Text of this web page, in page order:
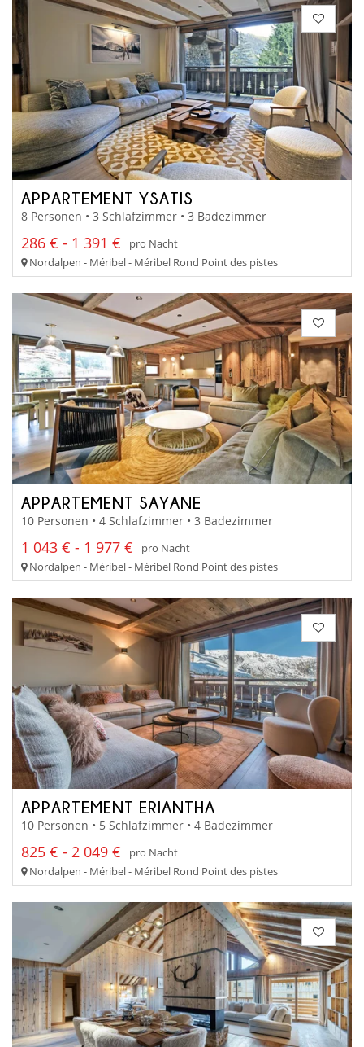
APPARTEMENT YSATIS
8 Personen • 3 Schlafzimmer • 3 Badezimmer
286 € - 1 391 €
pro Nacht
Nordalpen - Méribel - Méribel Rond Point des pistes
APPARTEMENT SAYANE
10 Personen • 4 Schlafzimmer • 3 Badezimmer
1 043 € - 1 977 €
pro Nacht
Nordalpen - Méribel - Méribel Rond Point des pistes
APPARTEMENT ERIANTHA
10 Personen • 5 Schlafzimmer • 4 Badezimmer
825 € - 2 049 €
pro Nacht
Nordalpen - Méribel - Méribel Rond Point des pistes